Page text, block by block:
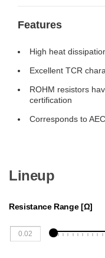
Features
High heat
Excellent TCR
ROHM resistors
certification
Corresponds to
Lineup
Resistance Range [Ω]